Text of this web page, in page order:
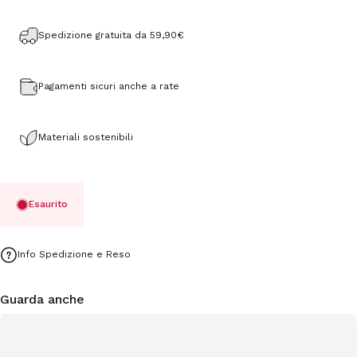
Spedizione gratuita da 59,90€
Pagamenti sicuri anche a rate
Materiali sostenibili
Esaurito
Info Spedizione e Reso
Guarda anche